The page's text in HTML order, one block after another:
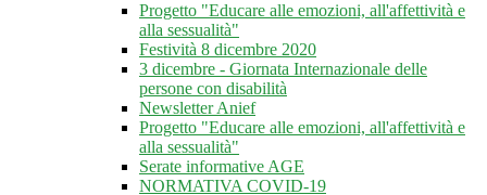
Progetto "Educare alle emozioni, all'affettività e
alla sessualità"
Festività 8 dicembre 2020
3 dicembre - Giornata Internazionale delle
persone con disabilità
Newsletter Anief
Progetto "Educare alle emozioni, all'affettività e
alla sessualità"
Serate informative AGE
NORMATIVA COVID-19